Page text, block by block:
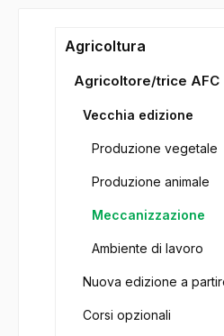
Agricoltura
Agricoltore/trice AFC
Vecchia edizione
Produzione vegetale
Produzione animale
Meccanizzazione
Ambiente di lavoro
Nuova edizione a
Corsi opzionali